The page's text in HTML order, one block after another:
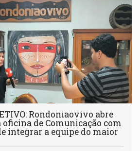
Rondoniaovivo abre
de Comunicação com
integrar a equipe do maior